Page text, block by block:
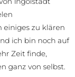
einiges zu klären
ich bin noch auf
Zeit finde,
ganz von selbst.